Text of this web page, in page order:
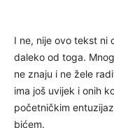
I ne, nije ovo tekst ni
daleko od toga.
ne znaju i ne žele
ima još uvijek i onih
početničkim
bićem.